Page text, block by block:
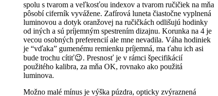
spolu s tvarom a veľkosťou indexov a tvarom ručičiek na mňa
pôsobí ciferník vyvážene. Zafírová luneta čiastočne vyplnená
luminovou a dotyk oranžovej na ručičkách odlišujú hodinky
od iných a sú príjemným spestrením dizajnu. Korunka na 4 je
vecou osobných preferencií ale mne nevadila. Váha hodiniek
je “vďaka” gumenému remienku príjemná, ma ťahu ich asi
bude trochu cítiť😉. Presnosť je v rámci špecifikácií
použitého kalibra, za mňa OK, rovnako ako použitá
luminova.
Možno malé mínus je výška púzdra, opticky zvýraznená